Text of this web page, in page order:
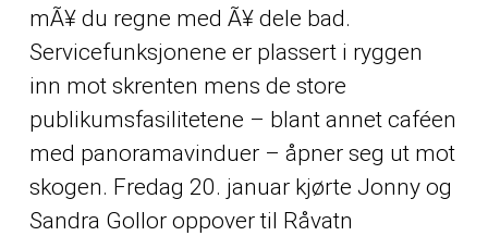
mÃ¥ du regne med Ã¥ dele bad.
Servicefunksjonene er plassert i ryggen
inn mot skrenten mens de store
publikumsfasilitetene – blant annet caféen
med panoramavinduer – åpner seg ut mot
skogen. Fredag 20. januar kjørte Jonny og
Sandra Gollor oppover til Råvatn